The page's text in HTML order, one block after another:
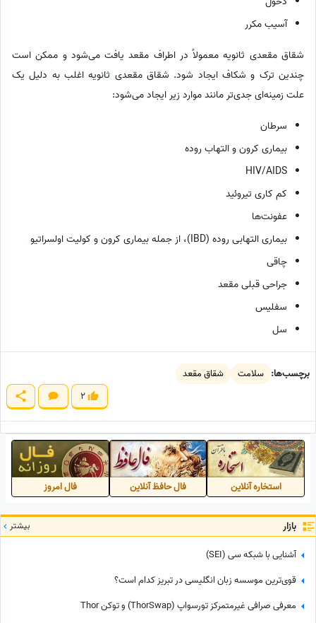
آسیب مکرر
شقاق مقعدی ثانویه معمولاً در اطراف مقعد یافت می‌شود و ممکن است
چندین ترک و شکاف ایجاد شود. شقاق مقعدی ثانویه اغلب به دلیل یک
علت زمینه‌ای جدی‌تر مانند موارد زیر ایجاد می‌شود:
سرطان
بیماری کرون و التهاب روده
HIV/AIDS
کم کاری تیروئید
عفونت‌ها
بیماری التهابی روده (IBD)، از جمله بیماری کرون و کولیت اولسراتیو
چاقی
جراحی قبلی مقعد
سفلیس
سل
برچسب‌ها: سلامت
شقاق مقعد
2
استخاره آنلاین فال حافظ آنلاین فال امروز
بازار بیشتر
آشنایی با شبکه سی (SEI)
قوی‌ترین موسسه زبان انگلیسی در تبریز کدام است؟
معرفی صرافی غیرمتمرکز تورسواپ (ThorSwap) و توکن Thor